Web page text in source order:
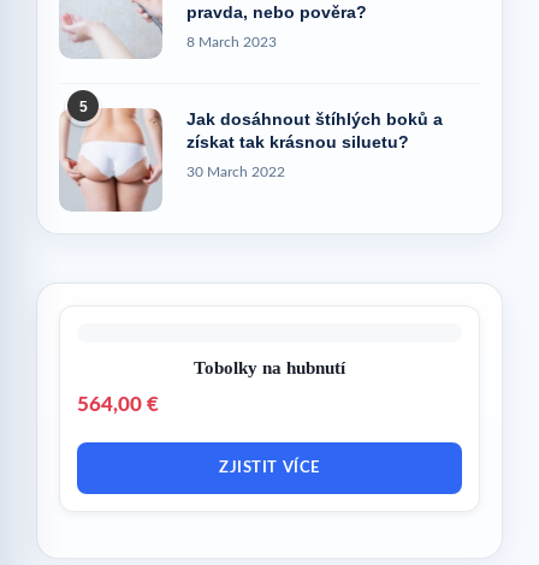
pravda, nebo pověra?
8 March 2023
5
Jak dosáhnout štíhlých boků a
získat tak krásnou siluetu?
30 March 2022
Tobolky na hubnutí
564,00 €
ZJISTIT VÍCE